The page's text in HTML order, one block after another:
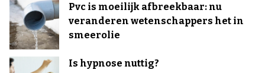
Pvc is moeilijk afbreekbaar: nu
veranderen wetenschappers het in
smeerolie
Is hypnose nuttig?